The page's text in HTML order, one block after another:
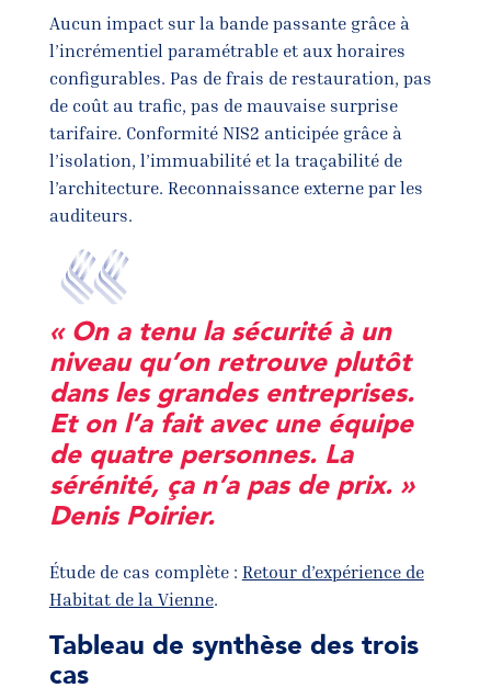
Aucun impact sur la bande passante grâce à
l’incrémentiel paramétrable et aux horaires
configurables. Pas de frais de restauration, pas
de coût au trafic, pas de mauvaise surprise
tarifaire. Conformité NIS2 anticipée grâce à
l’isolation, l’immuabilité et la traçabilité de
l’architecture. Reconnaissance externe par les
auditeurs.
« On a tenu la sécurité à un
niveau qu’on retrouve plutôt
dans les grandes entreprises.
Et on l’a fait avec une équipe
de quatre personnes. La
sérénité, ça n’a pas de prix. »
Denis Poirier.
Étude de cas complète : Retour d’expérience de
Habitat de la Vienne.
Tableau de synthèse des trois
cas